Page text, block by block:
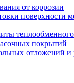
от коррозии
поверхности
покрытий
отложений